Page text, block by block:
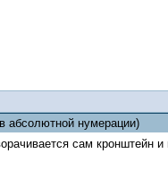
абсолютной нумерации)
сам кронштейн